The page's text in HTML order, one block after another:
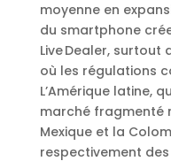
moyenne en
du smartphone
Live Dealer, surtout
où les régulations
L’Amérique latine,
marché fragmenté
Mexique et la
respectivement des